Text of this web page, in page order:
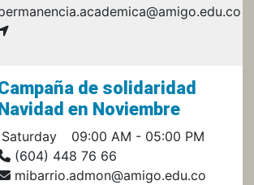
de solidaridad
en Noviembre
Saturday
09:00 AM - 05:00 PM
(604) 448 76 66
mibarrio.admon@amigo.edu.co